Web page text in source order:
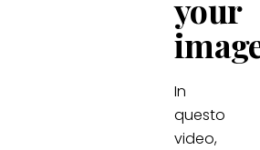
your
In
questo
video,